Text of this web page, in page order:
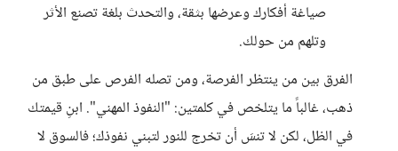
صياغة أفكارك وعرضها بثقة، والتحدث بلغة تصنع الأثر
وتلهم من حولك.
الفرق بين من ينتظر الفرصة، ومن تصله الفرص على طبق من
ذهب، غالباً ما يتلخص في كلمتين: "النفوذ المهني". ابنِ قيمتك
في الظل، لكن لا تنسَ أن تخرج للنور لتبني نفوذك؛ فالسوق لا